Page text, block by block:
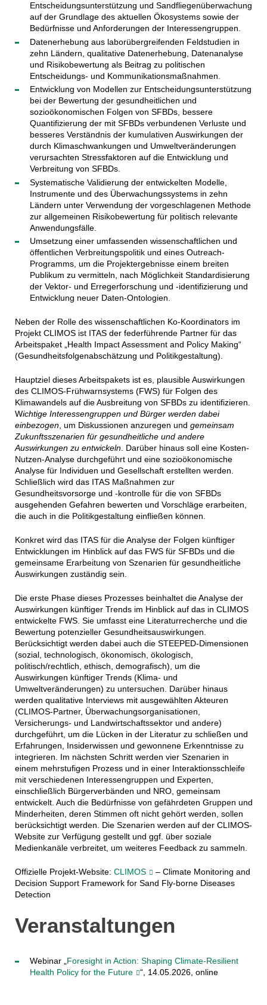
Entscheidungsunterstützung und Sandfliegenüberwachung
auf der Grundlage des aktuellen Ökosystems sowie der
Bedürfnisse und Anforderungen der Interessengruppen.
Datenerhebung aus laborübergreifenden Feldstudien in
zehn Ländern, qualitative Datenerhebung, Datenanalyse
und Risikobewertung als Beitrag zu politischen
Entscheidungs- und Kommunikationsmaßnahmen.
Entwicklung von Modellen zur Entscheidungsunterstützung
bei der Bewertung der gesundheitlichen und
sozioökonomischen Folgen von SFBDs, bessere
Quantifizierung der mit SFBDs verbundenen Verluste und
besseres Verständnis der kumulativen Auswirkungen der
durch Klimaschwankungen und Umweltveränderungen
verursachten Stressfaktoren auf die Entwicklung und
Verbreitung von SFBDs.
Systematische Validierung der entwickelten Modelle,
Instrumente und des Überwachungssystems in zehn
Ländern unter Verwendung der vorgeschlagenen Methode
zur allgemeinen Risikobewertung für politisch relevante
Anwendungsfälle.
Umsetzung einer umfassenden wissenschaftlichen und
öffentlichen Verbreitungspolitik und eines Outreach-
Programms, um die Projektergebnisse einem breiten
Publikum zu vermitteln, nach Möglichkeit Standardisierung
der Vektor- und Erregerforschung und ‑identifizierung und
Entwicklung neuer Daten-Ontologien.
Neben der Rolle des wissenschaftlichen Ko-Koordinators im
Projekt CLIMOS ist ITAS der federführende Partner für das
Arbeitspaket „Health Impact Assessment and Policy Making“
(Gesundheitsfolgenabschätzung und Politikgestaltung).
Hauptziel dieses Arbeitspakets ist es, plausible Auswirkungen
des CLIMOS-Frühwarnsystems (FWS) für Folgen des
Klimawandels auf die Ausbreitung von SFBDs zu identifizieren.
Wichtige Interessengruppen und Bürger werden dabei
einbezogen, um Diskussionen anzuregen und gemeinsam
Zukunftsszenarien für gesundheitliche und andere
Auswirkungen zu entwickeln. Darüber hinaus soll eine Kosten-
Nutzen-Analyse durchgeführt und eine sozioökonomische
Analyse für Individuen und Gesellschaft erstellten werden.
Schließlich wird das ITAS Maßnahmen zur
Gesundheitsvorsorge und ‑kontrolle für die von SFBDs
ausgehenden Gefahren bewerten und Vorschläge erarbeiten,
die auch in die Politikgestaltung einfließen können.
Konkret wird das ITAS für die Analyse der Folgen künftiger
Entwicklungen im Hinblick auf das FWS für SFBDs und die
gemeinsame Erarbeitung von Szenarien für gesundheitliche
Auswirkungen zuständig sein.
Die erste Phase dieses Prozesses beinhaltet die Analyse der
Auswirkungen künftiger Trends im Hinblick auf das in CLIMOS
entwickelte FWS. Sie umfasst eine Literaturrecherche und die
Bewertung potenzieller Gesundheitsauswirkungen.
Berücksichtigt werden dabei auch die STEEPED-Dimensionen
(sozial, technologisch, ökonomisch, ökologisch,
politisch/rechtlich, ethisch, demografisch), um die
Auswirkungen künftiger Trends (Klima- und
Umweltveränderungen) zu untersuchen. Darüber hinaus
werden qualitative Interviews mit ausgewählten Akteuren
(CLIMOS-Partner, Überwachungsorganisationen,
Versicherungs- und Landwirtschaftssektor und andere)
durchgeführt, um die Lücken in der Literatur zu schließen und
Erfahrungen, Insiderwissen und gewonnene Erkenntnisse zu
integrieren. Im nächsten Schritt werden vier Szenarien in
einem mehrstufigen Prozess und in einer Interaktionsschleife
mit verschiedenen Interessengruppen und Experten,
einschließlich Bürgerverbänden und NRO, gemeinsam
entwickelt. Auch die Bedürfnisse von gefährdeten Gruppen und
Minderheiten, deren Stimmen oft nicht gehört werden, sollen
berücksichtigt werden. Die Szenarien werden auf der CLIMOS-
Website zur Verfügung gestellt und ggf. über soziale
Medienkanäle verbreitet, um weiteres Feedback zu sammeln.
Offizielle Projekt-Website: CLIMOS
– Climate Monitoring and
Decision Support Framework for Sand Fly-borne Diseases
Detection
Veranstaltungen
Webinar „ Foresight in Action: Shaping Climate-Resilient
Health Policy for the Future
“, 14.05.2026, online